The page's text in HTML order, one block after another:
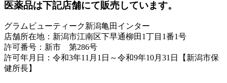
医薬品は下記店舗にて販売しています。
グラムビューティーク新潟亀田インター
店舗所在地：新潟市江南区下早通柳田1丁目1番1号
許可番号：新市 第286号
許可年月日：令和3年11月1日～令和9年10月31日【新潟市保
健所長】